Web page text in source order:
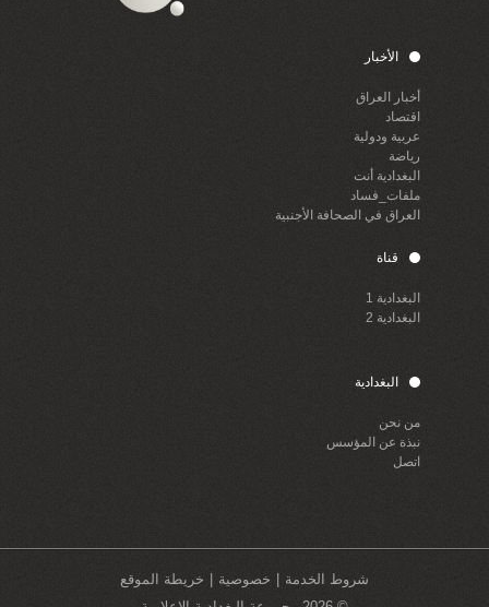
الأخبار
أخبار العراق
اقتصاد
عربية ودولية
رياضة
البغدادية أنت
ملفات_فساد
العراق في الصحافة الأجنبية
قناة
البغدادية 1
البغدادية 2
البغدادية
من نحن
نبذة عن المؤسس
اتصل
شروط الخدمة خصوصية
خريطة الموقع